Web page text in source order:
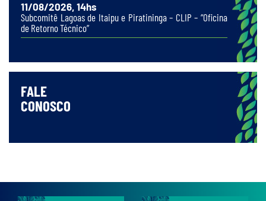
11/08/2026, 14hs
Subcomitê Lagoas de Itaipu e Piratininga – CLIP – “Oficina
de Retorno Técnico”
FALE
CONOSCO